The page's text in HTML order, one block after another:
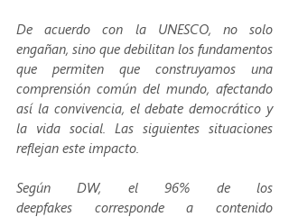
De acuerdo con la UNESCO, no solo
engañan, sino que debilitan los fundamentos
que permiten que construyamos una
comprensión común del mundo, afectando
así la convivencia, el debate democrático y
la vida social. Las siguientes situaciones
reflejan este impacto.
deepfakes corresponde a contenido